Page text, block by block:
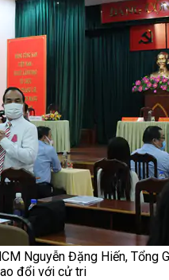
Nguyễn Đặng Hiến, Tổng
đổi với cử tri